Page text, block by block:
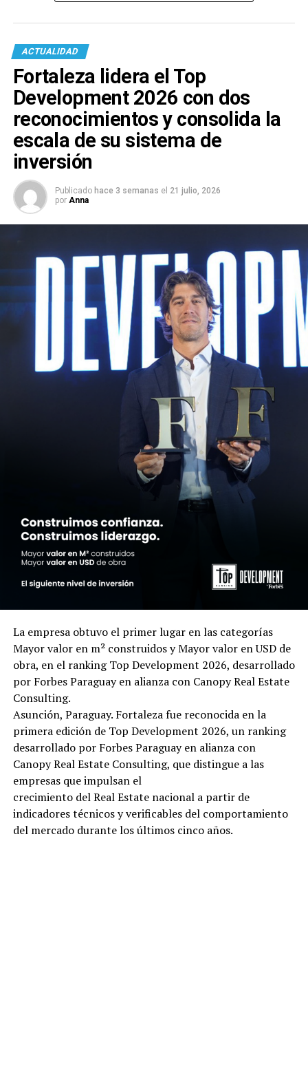
ACTUALIDAD
Fortaleza lidera el Top
Development 2026 con dos
reconocimientos y consolida la
escala de su sistema de
inversión
Publicado hace 3 semanas el 21 julio, 2026
por Anna
La empresa obtuvo el primer lugar en las categorías
Mayor valor en m² construidos y Mayor valor en USD de
obra, en el ranking Top Development 2026, desarrollado
por Forbes Paraguay en alianza con Canopy Real Estate
Consulting.
Asunción, Paraguay. Fortaleza fue reconocida en la
primera edición de Top Development 2026, un ranking
desarrollado por Forbes Paraguay en alianza con
Canopy Real Estate Consulting, que distingue a las
empresas que impulsan el
crecimiento del Real Estate nacional a partir de
indicadores técnicos y verificables del comportamiento
del mercado durante los últimos cinco años.